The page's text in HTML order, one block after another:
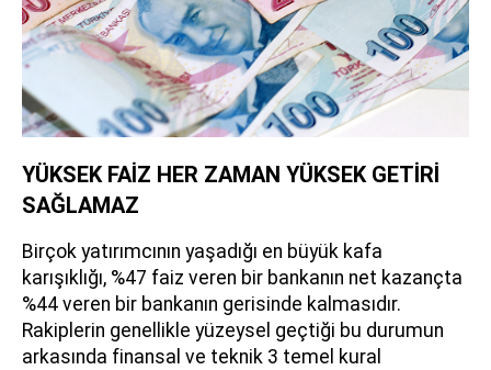
YÜKSEK FAİZ HER ZAMAN YÜKSEK GETİRİ
SAĞLAMAZ
Birçok yatırımcının yaşadığı en büyük kafa
karışıklığı, %47 faiz veren bir bankanın net kazançta
%44 veren bir bankanın gerisinde kalmasıdır.
Rakiplerin genellikle yüzeysel geçtiği bu durumun
arkasında finansal ve teknik 3 temel kural